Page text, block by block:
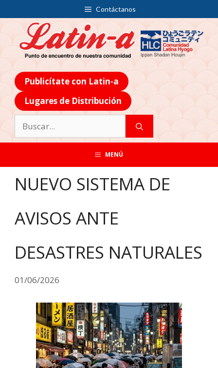
Contáctanos
Publicítate con Latin-a
Lugares de Distribución
MENÚ
NUEVO SISTEMA DE
AVISOS ANTE
DESASTRES NATURALES
01/06/2026